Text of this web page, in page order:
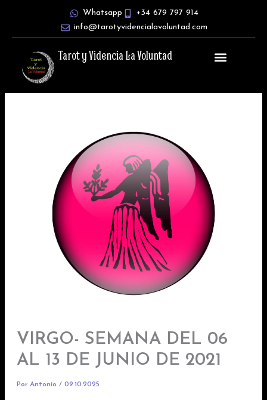
Whatsapp
+34 679 797 914
info@tarotyvidencialavoluntad.com
Tarot y Videncia La Voluntad
VIRGO- SEMANA DEL 06
AL 13 DE JUNIO DE 2021
Por Antonio / 09.10.2025